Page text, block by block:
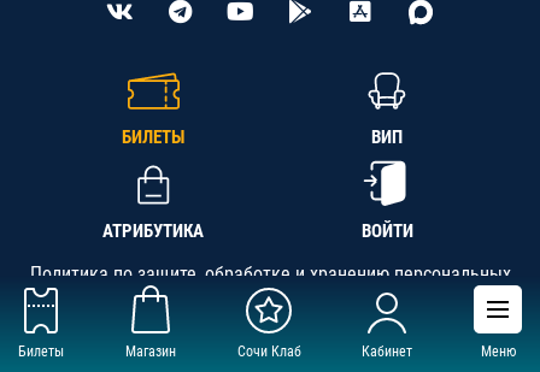
Билеты Магазин Сочи Клаб Кабинет Меню
БИЛЕТЫ ВИП
АТРИБУТИКА ВОЙТИ
Политика по защите, обработке и хранению персональных
данных
АНО «СК «Кубань-Регион», ОГРН 1142300002349,